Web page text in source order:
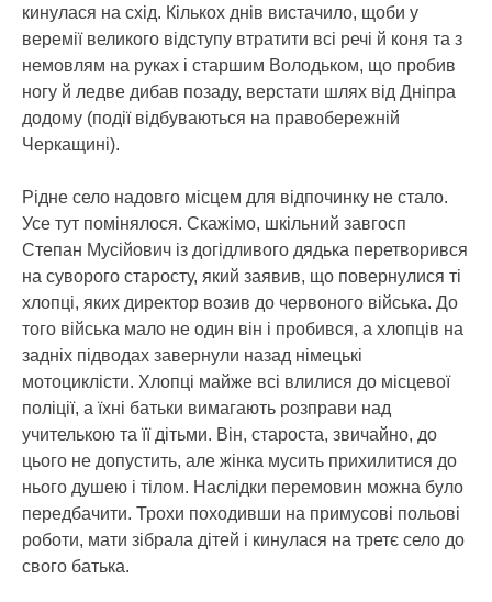
кинулася на схід. Кількох днів вистачило, щоби у
веремії великого відступу втратити всі речі й коня та з
немовлям на руках і старшим Володьком, що пробив
ногу й ледве дибав позаду, верстати шлях від Дніпра
додому (події відбуваються на правобережній
Черкащині).
Рідне село надовго місцем для відпочинку не стало.
Усе тут помінялося. Скажімо, шкільний завгосп
Степан Мусійович із догідливого дядька перетворився
на суворого старосту, який заявив, що повернулися ті
хлопці, яких директор возив до червоного війська. До
того війська мало не один він і пробився, а хлопців на
задніх підводах завернули назад німецькі
мотоциклісти. Хлопці майже всі влилися до місцевої
поліції, а їхні батьки вимагають розправи над
учителькою та її дітьми. Він, староста, звичайно, до
цього не допустить, але жінка мусить прихилитися до
нього душею і тілом. Наслідки перемовин можна було
передбачити. Трохи походивши на примусові польові
роботи, мати зібрала дітей і кинулася на третє село до
свого батька.